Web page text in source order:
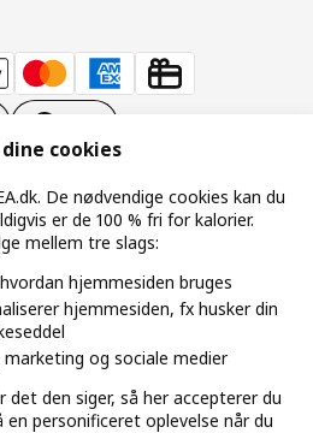
Digital tilgængelighed
leveringsbetingelser
dit køb af service
cookies
De nødvendige cookies kan du
er de 100 % fri for kalorier.
mellem tre slags:
hjemmesiden bruges
hjemmesiden, fx husker din
og sociale medier
det den siger, så her accepterer du
en personificeret oplevelse når du